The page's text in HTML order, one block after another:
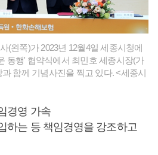
(왼쪽)가 2023년 12월4일 세종시청에
동행' 협약식에서 최민호 세종시장(가
함께 기념사진을 찍고 있다. <세종시
경영 가속
하는 등 책임경영을 강조하고